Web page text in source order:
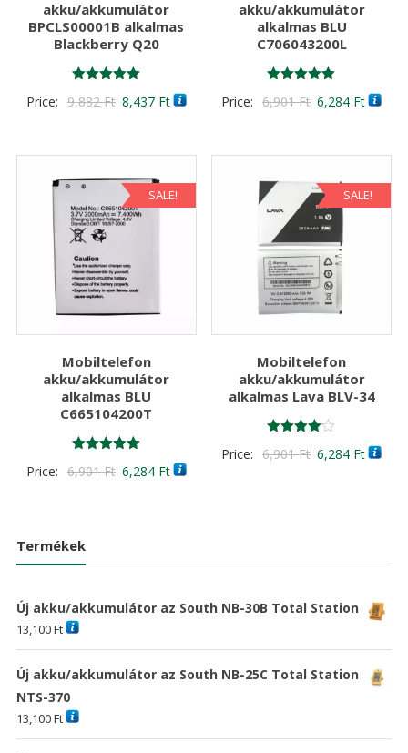
akku/akkumulátor
BPCLS00001B alkalmas
Blackberry Q20
5.00
Price: 9,882Ft Original
8,437 FtCurrent
akku/akkumulátor
alkalmas BLU
C706043200L
5.00
Price: 6,901Ft Original
6,284 FtCurrent
SALE!
Mobiltelefon
akku/akkumulátor
alkalmas BLU
C665104200T
5.00
Price: 6,901Ft Original
6,284 FtCurrent
SALE!
Mobiltelefon
akku/akkumulátor
alkalmas Lava BLV-34
4.00
Price: 6,901Ft Original
6,284 FtCurrent
Termékek
Új akku/akkumulátor az South NB-30B Total Station
13,100Ft
Új akku/akkumulátor az South NB-25C Total Station
NTS-370
13,100Ft